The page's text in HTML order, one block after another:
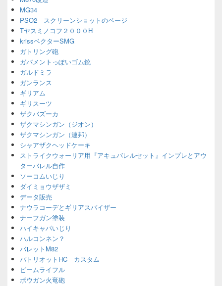
MG34
PSO2 スクリーンショットのページ
Tヤスミノコフ２０００H
krissベクターSMG
ガトリング砲
ガバメントっぽいゴム銃
ガルドミラ
ガンランス
ギリアム
ギリスーツ
ザクバズーカ
ザクマシンガン（ジオン）
ザクマシンガン（連邦）
シャアザクヘッドケーキ
ストライクウォーリア用『アキュバレルセット』インプレとアウ
ターバレル自作
ソーコムいじり
ダイミョウザザミ
データ販売
ナウラコーデとギリアスバイザー
ナーフガン塗装
ハイキャパいじり
ハルコンネン？
バレットM82
パトリオットHC カスタム
ビームライフル
ボウガン火竜砲